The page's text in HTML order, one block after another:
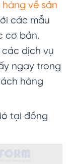
về sản
các mẫu
cơ bản.
dịch vụ
ngay trong
hàng
tại đồng